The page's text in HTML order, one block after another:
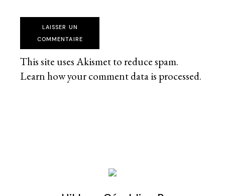
LAISSER UN
COMMENTAIRE
This site uses Akismet to reduce spam.
Learn how your comment data is processed.